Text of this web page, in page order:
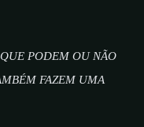
PODEM OU NÃO
FAZEM UMA